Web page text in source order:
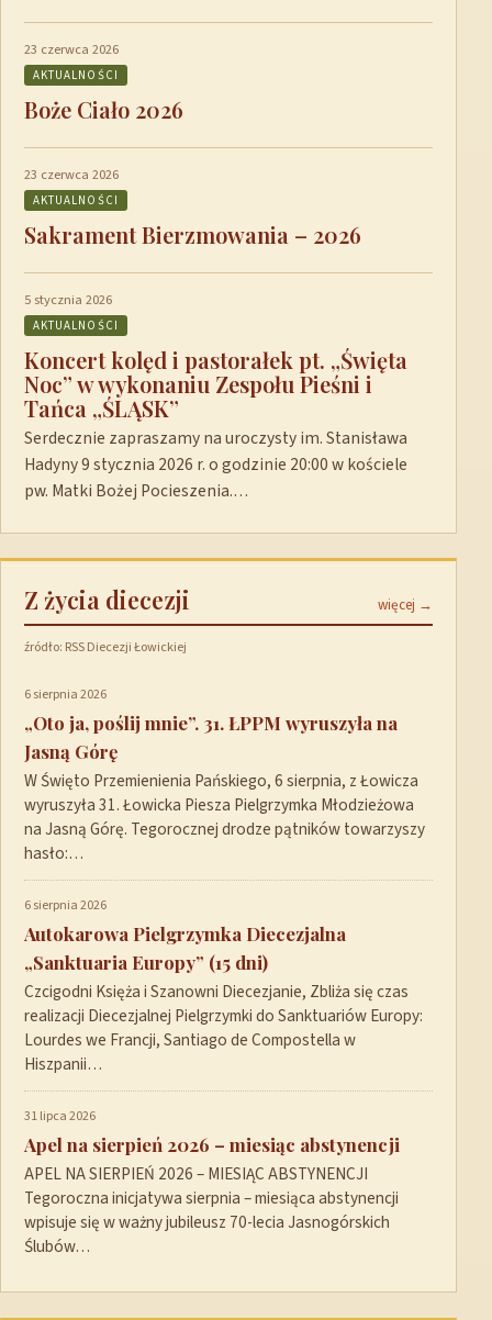
23 czerwca 2026
AKTUALNOŚCI
Boże Ciało 2026
23 czerwca 2026
AKTUALNOŚCI
Sakrament Bierzmowania – 2026
5 stycznia 2026
AKTUALNOŚCI
Koncert kolęd i pastorałek pt. „Święta
Noc” w wykonaniu Zespołu Pieśni i
Tańca „ŚLĄSK”
Serdecznie zapraszamy na uroczysty im. Stanisława
Hadyny 9 stycznia 2026 r. o godzinie 20:00 w kościele
pw. Matki Bożej Pocieszenia.…
Z życia diecezji więcej →
źródło: RSS Diecezji Łowickiej
6 sierpnia 2026
„Oto ja, poślij mnie”. 31. ŁPPM wyruszyła na
Jasną Górę
W Święto Przemienienia Pańskiego, 6 sierpnia, z Łowicza
wyruszyła 31. Łowicka Piesza Pielgrzymka Młodzieżowa
na Jasną Górę. Tegorocznej drodze pątników towarzyszy
hasło:…
6 sierpnia 2026
Autokarowa Pielgrzymka Diecezjalna
„Sanktuaria Europy” (15 dni)
Czcigodni Księża i Szanowni Diecezjanie, Zbliża się czas
realizacji Diecezjalnej Pielgrzymki do Sanktuariów Europy:
Lourdes we Francji, Santiago de Compostella w
Hiszpanii…
31 lipca 2026
Apel na sierpień 2026 – miesiąc abstynencji
APEL NA SIERPIEŃ 2026 – MIESIĄC ABSTYNENCJI
Tegoroczna inicjatywa sierpnia – miesiąca abstynencji
wpisuje się w ważny jubileusz 70-lecia Jasnogórskich
Ślubów…